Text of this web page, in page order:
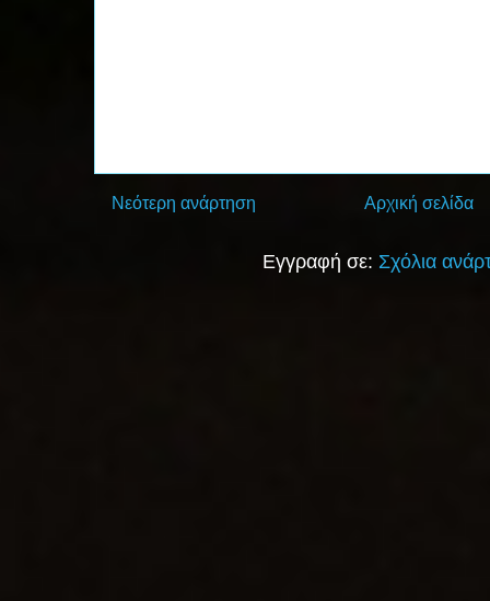
Νεότερη ανάρτηση Αρχική σελίδα
Εγγραφή σε: Σχόλια